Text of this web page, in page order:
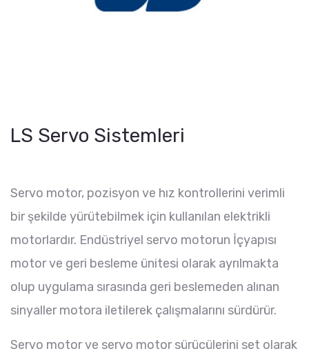
LS Servo Sistemleri
Servo motor, pozisyon ve hız kontrollerini verimli
bir şekilde yürütebilmek için kullanılan elektrikli
motorlardır. Endüstriyel servo motorun İçyapısı
motor ve geri besleme ünitesi olarak ayrılmakta
olup uygulama sırasında geri beslemeden alınan
sinyaller motora iletilerek çalışmalarını sürdürür.
Servo motor ve servo motor sürücülerini set olarak